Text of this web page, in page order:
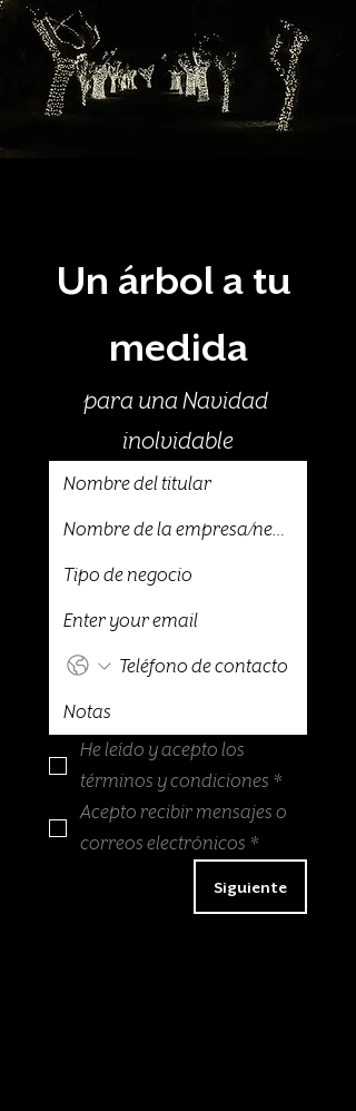
Un árbol a tu
medida
para una Navidad
inolvidable
He leído y acepto los
términos y condiciones *
Acepto recibir mensajes o
correos electrónicos *
Siguiente